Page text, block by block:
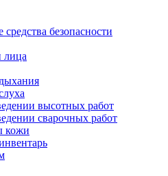
безопасности
лица
высотных работ
сварочных работ
кожи